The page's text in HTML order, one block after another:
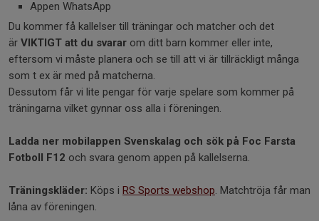
Appen WhatsApp
Du kommer få kallelser till träningar och matcher och det
är VIKTIGT att du svarar om ditt barn kommer eller inte,
eftersom vi måste planera och se till att vi är tillräckligt många
som t ex är med på matcherna.
Dessutom får vi lite pengar för varje spelare som kommer på
träningarna vilket gynnar oss alla i föreningen.
Ladda ner mobilappen Svenskalag och sök på Foc Farsta
Fotboll F12 och svara genom appen på kallelserna.
Träningskläder: Köps i RS Sports webshop. Matchtröja får man
låna av föreningen.